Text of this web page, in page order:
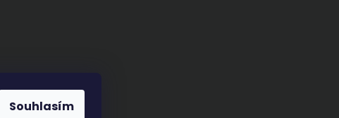
Souhlasím